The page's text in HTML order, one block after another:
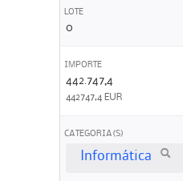
LOTE
0
IMPORTE
442.747,4
442747,4 EUR
CATEGORIA(S)
Informática